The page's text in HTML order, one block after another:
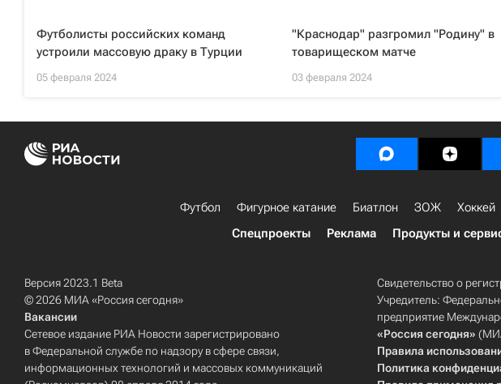
Футболисты российских команд
устроили массовую драку в Турции
05 февраля 2024
"Краснодар" разгромил "Родину" в
товарищеском матче
03 февраля 2024
Футбол Фигурное катание Биатлон ЗОЖ Хоккей
Спецпроекты
Реклама Продукты и
Версия 2023.1 Beta
© 2026 МИА «Россия сегодня»
Вакансии
Сетевое издание РИА Новости зарегистрировано
в Федеральной службе по надзору в сфере связи,
информационных технологий и массовых коммуникаций
Свидетельство о
Учредитель:
предприятие
«Россия сегодня»
Правила
Политика